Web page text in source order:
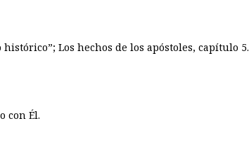
Los hechos de los apóstoles, capítulo 5.
con Él.